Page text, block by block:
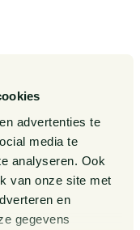
advertenties te
media te
analyseren. Ook
van onze site met
en
gegevens
bij Van Doorne